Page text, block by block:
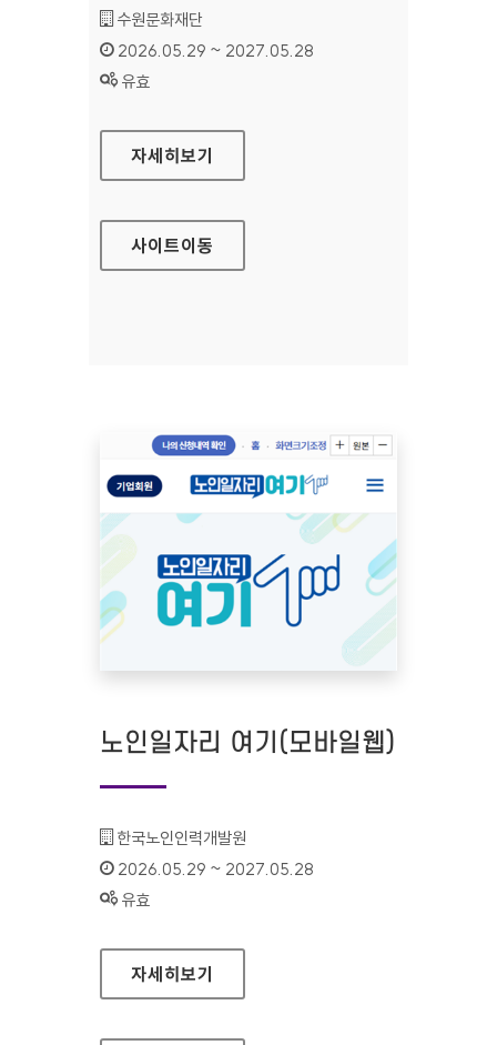
기관명 :
수원문화재단
인증기간 :
2026.05.29 ~ 2027.05.28
상태 :
유효
수원문화재단 대표
자세히보기
사이트이동
노인일자리 여기(모바일웹)
기관명 :
한국노인인력개발원
인증기간 :
2026.05.29 ~ 2027.05.28
상태 :
유효
노인일자리 여기(모바일웹)
자세히보기